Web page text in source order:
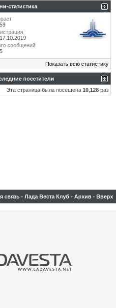
статистика
59
17.10.2019
сообщений
5
Показать всю статистику
посетители
Эта страница была посещена 10,128 раз
связь - Лада Веста Клуб - Архив - Вверх